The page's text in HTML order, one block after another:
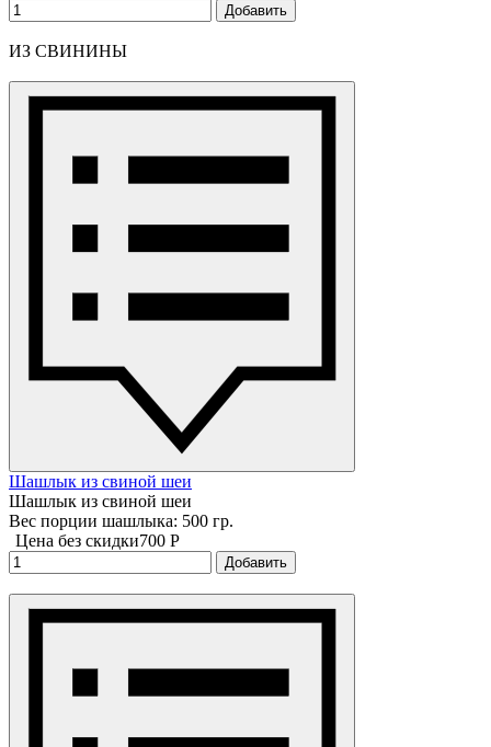
Добавить
ИЗ СВИНИНЫ
Шашлык из свиной шеи
Шашлык из свиной шеи
Вес порции шашлыка: 500 гр.
Цена без скидки700 P
Добавить